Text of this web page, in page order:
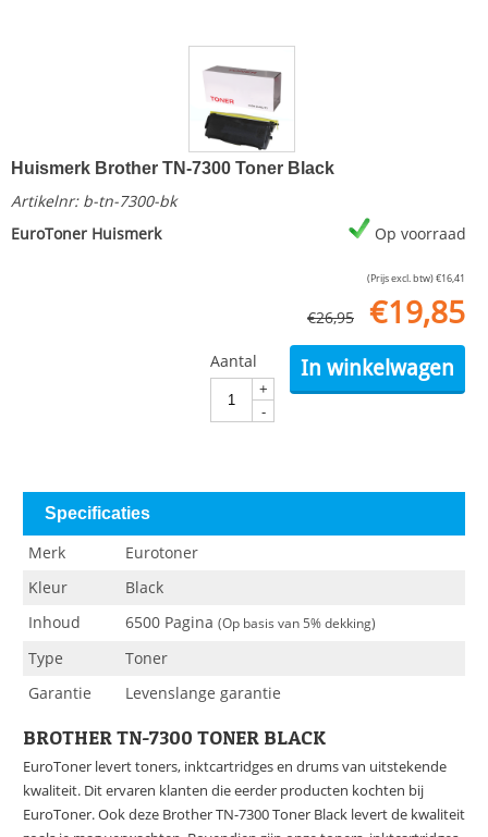
Huismerk Brother TN-7300 Toner Black
Artikelnr: b-tn-7300-bk
Op voorraad
EuroToner Huismerk
(Prijs excl. btw)€16,41
€26,95 €19,85
Aantal
+
-
In winkelwagen
Specificaties
Merk
Eurotoner
Kleur
Black
Inhoud
6500 Pagina (Op basis van 5% dekking)
Type
Toner
Garantie
Levenslange garantie
BROTHER TN-7300 TONER BLACK
EuroToner levert toners, inktcartridges en drums van uitstekende
kwaliteit. Dit ervaren klanten die eerder producten kochten bij
EuroToner. Ook deze Brother TN-7300 Toner Black levert de kwaliteit